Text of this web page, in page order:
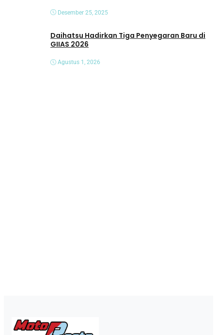
Desember 25, 2025
Daihatsu Hadirkan Tiga Penyegaran Baru di
GIIAS 2026
Agustus 1, 2026